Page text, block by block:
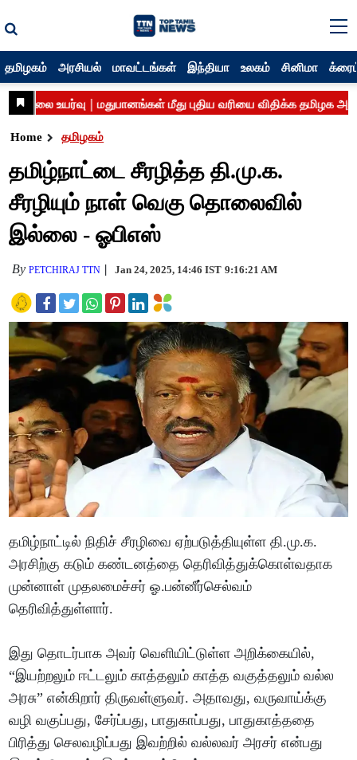
தமிழகம் அரசியல் மாவட்டங்கள் இந்தியா உலகம் சினிமா
Home தமிழகம்
தமிழ்நாட்டை சீரழித்த தி.மு.க.
சீரழியும் நாள் வெகு தொலைவில்
இல்லை - ஓபிஎஸ்
ByPETCHIRAJ TTN Jan 24, 2025, 14:46 IST 9:16:21 AM
தமிழ்நாட்டில் நிதிச் சீரழிவை ஏற்படுத்தியுள்ள தி.மு.க.
அரசிற்கு கடும் கண்டனத்தை தெரிவித்துக்கொள்வதாக
முன்னாள் முதலமைச்சர் ஓ.பன்னீர்செல்வம்
தெரிவித்துள்ளார்.
இது தொடர்பாக அவர் வெளியிட்டுள்ள அறிக்கையில்,
“இயற்றலும் ஈட்டலும் காத்தலும் காத்த வகுத்தலும் வல்ல
அரசு” என்கிறார் திருவள்ளுவர். அதாவது, வருவாய்க்கு
வழி வகுப்பது, சேர்ப்பது, பாதுகாப்பது, பாதுகாத்ததை
பிரித்து செலவழிப்பது இவற்றில் வல்லவர் அரசர் என்பது